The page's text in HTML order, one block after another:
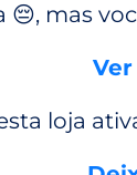
😔, mas
loja